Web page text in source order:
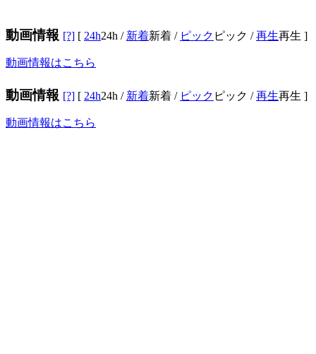
動画情報 [?] [ 24h24h / 新着新着 / ピック ピック /再生再生 ]
動画情報はこちら
動画情報 [?] [ 24h24h / 新着新着 / ピック ピック /再生再生 ]
動画情報はこちら